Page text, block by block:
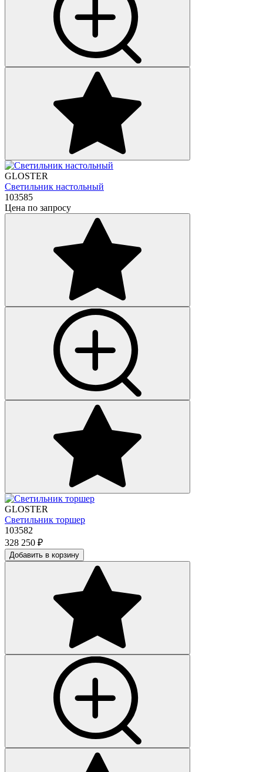
GLOSTER
Светильник настольный
103585
Цена по запросу
GLOSTER
Светильник торшер
103582
328 250 ₽
Добавить в корзину